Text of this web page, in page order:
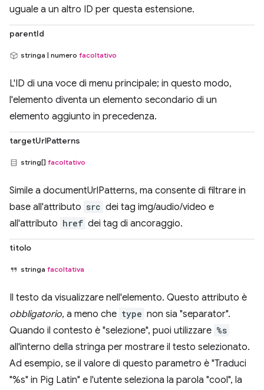
uguale a un altro ID per questa estensione.
parentId
stringa | numero facoltativo
L'ID di una voce di menu principale; in questo modo,
l'elemento diventa un elemento secondario di un
elemento aggiunto in precedenza.
targetUrlPatterns
string[] facoltativo
Simile a documentUrlPatterns, ma consente di filtrare in
base all'attributo src dei tag img/audio/video e
all'attributo href dei tag di ancoraggio.
titolo
stringa facoltativa
Il testo da visualizzare nell'elemento. Questo attributo è
obbligatorio, a meno che type non sia "separator".
Quando il contesto è "selezione", puoi utilizzare %s
all'interno della stringa per mostrare il testo selezionato.
Ad esempio, se il valore di questo parametro è "Traduci
"%s" in Pig Latin" e l'utente seleziona la parola "cool", la